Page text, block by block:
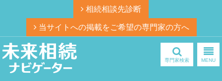
相続相談先診断
当サイトへの掲載をご希望の専門家の方へ
専門家検索 MENU